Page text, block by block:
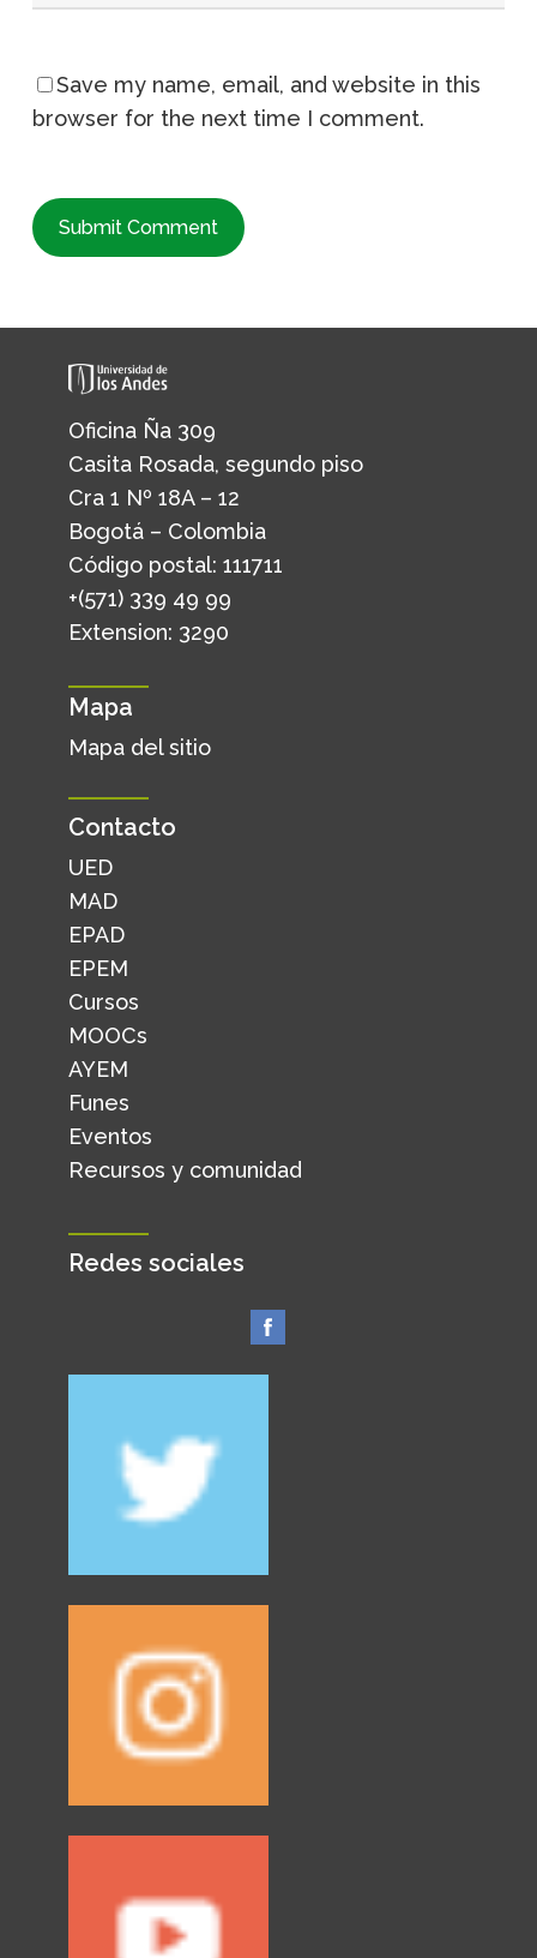
Save my name, email, and website in this
browser for the next time I comment.
Oficina Ña 309
Casita Rosada, segundo piso
Cra 1 Nº 18A – 12
Bogotá – Colombia
Código postal: 111711
+(571) 339 49 99
Extension: 3290
Mapa
Mapa del sitio
Contacto
UED
MAD
EPAD
EPEM
Cursos
MOOCs
AYEM
Funes
Eventos
Recursos y comunidad
Redes sociales